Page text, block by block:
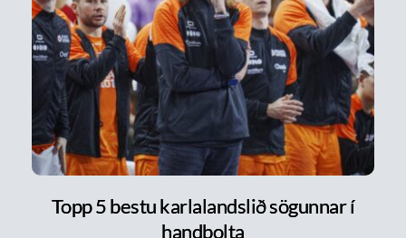
Topp 5 bestu karlalandslið sögunnar í
handbolta